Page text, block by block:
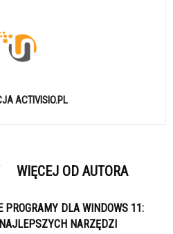
ACTIVISIO.PL
WIĘCEJ OD AUTORA
PROGRAMY DLA WINDOWS 11:
NARZĘDZI